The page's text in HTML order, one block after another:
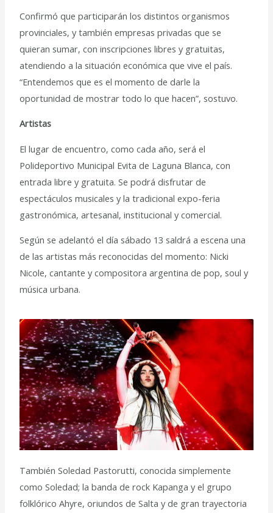
Confirmó que participarán los distintos organismos
provinciales, y también empresas privadas que se
quieran sumar, con inscripciones libres y gratuitas,
atendiendo a la situación económica que vive el país.
“Entendemos que es el momento de darle la
oportunidad de mostrar todo lo que hacen”, sostuvo.
Artistas
El lugar de encuentro, como cada año, será el
Polideportivo Municipal Evita de Laguna Blanca, con
entrada libre y gratuita. Se podrá disfrutar de
espectáculos musicales y la tradicional expo-feria
gastronómica, artesanal, institucional y comercial.
Según se adelantó el día sábado 13 saldrá a escena una
de las artistas más reconocidas del momento: Nicki
Nicole, cantante y compositora argentina de pop, soul y
música urbana.
También Soledad Pastorutti, conocida simplemente
como Soledad; la banda de rock Kapanga y el grupo
folklórico Ahyre, oriundos de Salta y de gran trayectoria